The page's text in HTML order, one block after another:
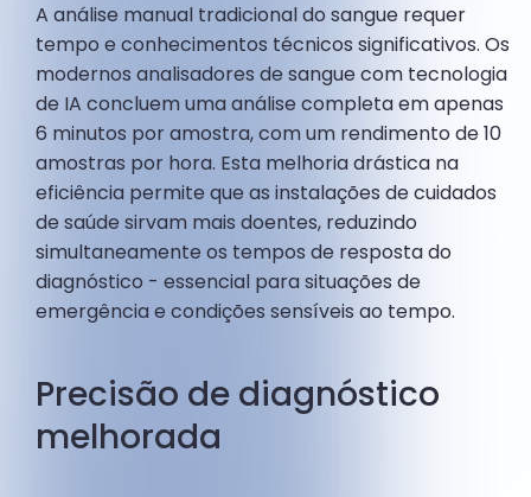
A análise manual tradicional do sangue requer
tempo e conhecimentos técnicos significativos. Os
modernos analisadores de sangue com tecnologia
de IA concluem uma análise completa em apenas
6 minutos por amostra, com um rendimento de 10
amostras por hora. Esta melhoria drástica na
eficiência permite que as instalações de cuidados
de saúde sirvam mais doentes, reduzindo
simultaneamente os tempos de resposta do
diagnóstico - essencial para situações de
emergência e condições sensíveis ao tempo.
Precisão de diagnóstico
melhorada